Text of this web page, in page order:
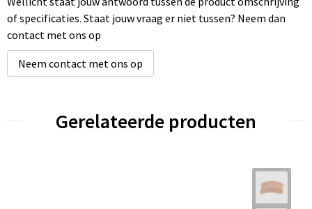
of specificaties. Staat jouw vraag er niet tussen? Neem dan
contact met ons op
Neem contact met ons op
Gerelateerde producten